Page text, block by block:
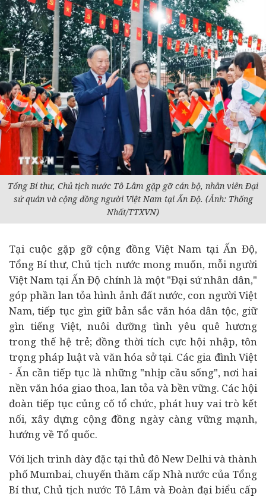
Tổng Bí thư, Chủ tịch nước Tô Lâm gặp gỡ cán bộ, nhân viên Đại
sứ quán và cộng đồng người Việt Nam tại Ấn Độ. (Ảnh: Thống
Nhất/TTXVN)
Tại cuộc gặp gỡ cộng đồng Việt Nam tại Ấn Độ,
Tổng Bí thư, Chủ tịch nước mong muốn, mỗi người
Việt Nam tại Ấn Độ chính là một "Đại sứ nhân dân,"
góp phần lan tỏa hình ảnh đất nước, con người Việt
Nam, tiếp tục gìn giữ bản sắc văn hóa dân tộc, giữ
gìn tiếng Việt, nuôi dưỡng tình yêu quê hương
trong thế hệ trẻ; đồng thời tích cực hội nhập, tôn
trọngpháp luậtvà văn hóa sở tại. Các gia đình Việt
- Ấn cần tiếp tục là những "nhịp cầu sống", nơi hai
nền văn hóa giao thoa, lan tỏa và bền vững. Các hội
đoàn tiếp tục củng cố tổ chức, phát huy vai trò kết
nối, xây dựng cộng đồng ngày càng vững mạnh,
hướng về Tổ quốc.
Với lịch trình dày đặc tại thủ đô New Delhi và thành
phố Mumbai, chuyến thăm cấp Nhà nước của Tổng
Bí thư, Chủ tịch nước Tô Lâm và Đoàn đại biểu cấp